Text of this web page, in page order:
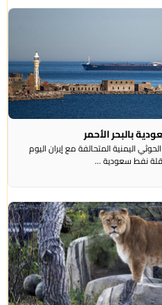
الأحمر
المتحالفة ​مع إيران اليوم
سعودية ...